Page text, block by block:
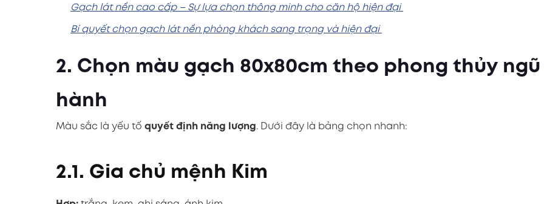
Gạch lát nền cao cấp – Sự lựa chọn thông minh cho căn hộ hiện đại
Bí quyết chọn gạch lát nền phòng khách sang trọng và hiện đại
2. Chọn màu gạch 80x80cm theo phong thủy ngũ
hành
Màu sắc là yếu tố quyết định năng lượng. Dưới đây là bảng chọn nhanh:
2.1. Gia chủ mệnh Kim